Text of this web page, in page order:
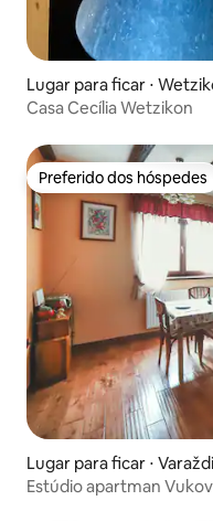
Lugar para ficar ⋅
Casa Cecília Wetzikon
Preferido dos hóspedes
Preferido dos hóspedes
Lugar para ficar ⋅
Estúdio apartman